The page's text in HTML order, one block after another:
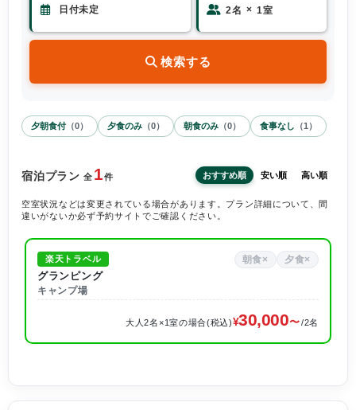
2名 × 1室
検索する
夕朝食付 （0） 夕食のみ （0） 朝食のみ （0） 食事なし （1 ）
宿泊プラン 全 1件 おすすめ順 安い順 高い順
空室状況などは変更されている場合があります。プラン詳細について、間
違いがないか必ず予約サイトでご確認ください。
楽天トラベル 朝食× 夕食×
グランピング
キャンプ場
大人2名×1室の場合(税込) 30,000 /2名